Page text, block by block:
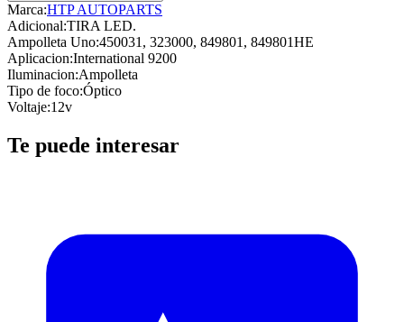
Marca:HTP AUTOPARTS
Adicional:TIRA LED.
Ampolleta Uno:450031, 323000, 849801, 849801HE
Aplicacion:International 9200
Iluminacion:Ampolleta
Tipo de foco:Óptico
Voltaje:12v
Te puede interesar